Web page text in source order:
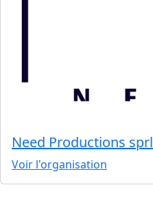
Need Productions sprl
Voir l'organisation